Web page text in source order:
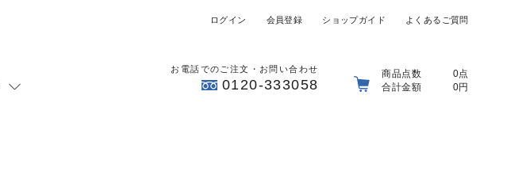
ログイン 会員登録 ショップガイド よくあるご質問
お電話でのご注文・お問い合わせ
0120-333058
商品点数
0点
合計金額
0円